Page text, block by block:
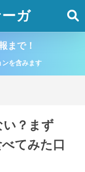
ガ
まで！
を含みます
い？まず
てみた口